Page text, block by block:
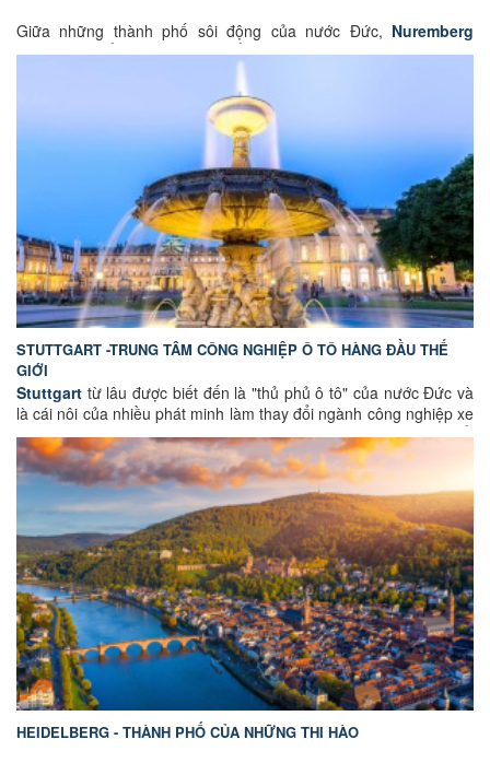
Giữa những thành phố sôi động của nước Đức, Nuremberg
(Nürnberg) nổi bật với vẻ đẹp cổ kính, những công trình kiến trúc
Trung Cổ và bề dày lịch sử hàng trăm năm. Không chỉ là điểm
đến dành cho những người yêu văn hóa, nơi đây còn hấp dẫn bởi
những khu phố thơ mộng, quảng trường nhộn nhịp và không khí
đậm chất Châu Âu. Hãy cùng GoEuGo Việt Nam khám phá
Nuremberg và cảm nhận sức hút của một trong những thành phố
đẹp nhất nước Đức
STUTTGART -TRUNG TÂM CÔNG NGHIỆP Ô TÔ HÀNG ĐẦU THẾ
GIỚI
Stuttgart từ lâu được biết đến là "thủ phủ ô tô" của nước Đức và
là cái nôi của nhiều phát minh làm thay đổi ngành công nghiệp xe
hơi toàn cầu. Không chỉ sở hữu những nhà máy sản xuất xe nổi
tiếng, thành phố này còn gây ấn tượng với cảnh quan xanh mát,
các bảo tàng đẳng cấp, lâu đài cổ kính cùng nền văn hóa đặc sắc
của bang Baden-Württemberg.
HEIDELBERG - THÀNH PHỐ CỦA NHỮNG THI HÀO